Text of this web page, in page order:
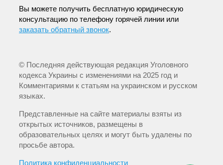
Вы можете получить бесплатную юридическую
консультацию по телефону горячей линии или
заказать обратный звонок.
© Последняя действующая редакция Уголовного
кодекса Украины с изменениями на 2025 год и
Комментариями к статьям на украинском и русском
языках.
Представленные на сайте материалы взяты из
открытых источников, размещены в
образовательных целях и могут быть удалены по
просьбе автора.
Политика конфиденциальности